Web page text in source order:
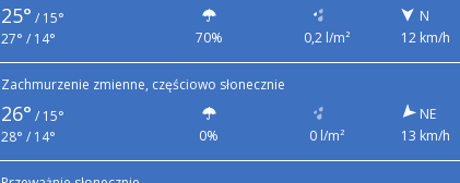
25° / 15°
27° / 14°
70% 0,2 l/m²
N
12 km/h
Zachmurzenie zmienne, częściowo słonecznie
26° / 15°
28° / 14°
0% 0 l/m²
NE
13 km/h